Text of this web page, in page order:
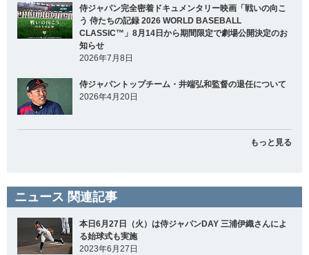
侍ジャパン完全密着ドキュメンタリー映画「戦いの向こ
う 侍たちの記録 2026 WORLD BASEBALL
CLASSIC™」8月14日から期間限定で劇場公開決定のお
知らせ
2026年7月8日
侍ジャパントップチーム・井端弘和監督の退任について
2026年4月20日
もっと見る
ニュース 関連記事
本日6月27日（火）は侍ジャパンDAY 三浦伊織さんによ
る始球式も実施
2023年6月27日